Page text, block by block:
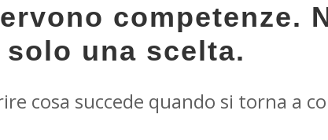
competenze.
solo una scelta.
cosa succede quando si torna a